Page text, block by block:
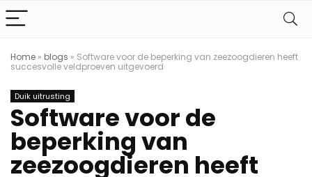
Home » blogs » Software voor de beperking van zeezoogdieren heeft
succesvolle veldproeven uitgevoerd
Duik uitrusting
Software voor de
beperking van
zeezoogdieren heeft